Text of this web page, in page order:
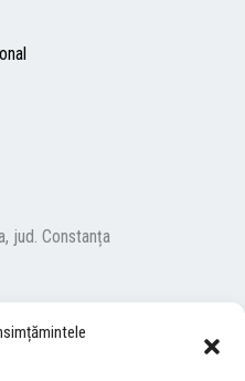
jud. Constanța
I